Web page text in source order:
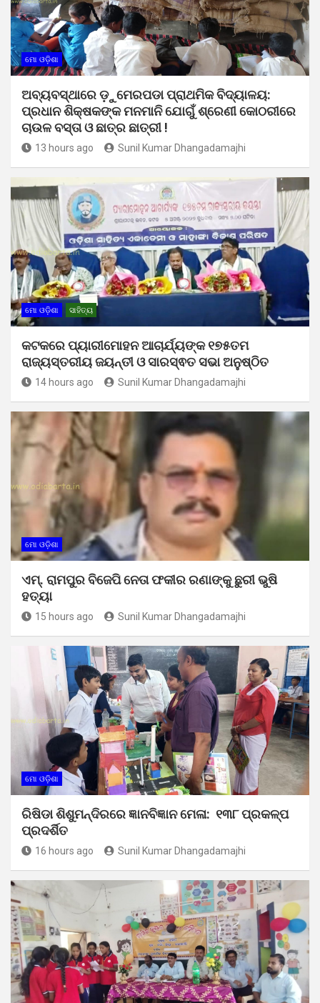
ମୋ ଓଡ଼ିଶା
ଅବ୍ୟବସ୍ଥାରେ ଡ଼ୁମେରପଡା ପ୍ରାଥମିକ ବିଦ୍ୟାଳୟ:
ପ୍ରଧାନ ଶିକ୍ଷକଙ୍କ ମନମାନି ଯୋଗୁଁ ଶ୍ରେଣୀ କୋଠରୀରେ
ଚାଉଳ ବସ୍ତା ଓ ଛାତ୍ର ଛାତ୍ରୀ !
13 hours ago Sunil Kumar Dhangadamajhi
ମୋ ଓଡ଼ିଶା ସାହିତ୍ୟ
କଟକରେ ପ୍ୟାରୀମୋହନ ଆଚାର୍ଯ୍ୟଙ୍କ ୧୭୫ତମ
ରାଜ୍ୟସ୍ତରୀୟ ଜୟନ୍ତୀ ଓ ସାରସ୍ଵତ ସଭା ଅନୁଷ୍ଠିତ
14 hours ago Sunil Kumar Dhangadamajhi
ମୋ ଓଡ଼ିଶା
ଏମ୍. ରାମପୁର ବିଜେପି ନେତା ଫକୀର ରଣାଙ୍କୁ ଛୁରୀ ଭୁଷି
ହତ୍ୟା
15 hours ago Sunil Kumar Dhangadamajhi
ମୋ ଓଡ଼ିଶା
ରିଷିଡା ଶିଶୁମନ୍ଦିରରେ ଜ୍ଞାନବିଜ୍ଞାନ ମେଳା: ୧୩୮ ପ୍ରକଳ୍ପ
ପ୍ରଦର୍ଶିତ
16 hours ago Sunil Kumar Dhangadamajhi